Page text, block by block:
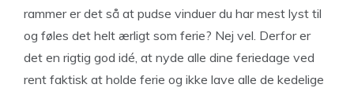
rammer er det så at pudse vinduer du har mest lyst til
og føles det helt ærligt som ferie? Nej vel. Derfor er
det en rigtig god idé, at nyde alle dine feriedage ved
rent faktisk at holde ferie og ikke lave alle de kedelige